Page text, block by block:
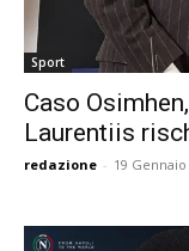
Sport
Caso
Laurentiis
redazione - 19 Gennaio